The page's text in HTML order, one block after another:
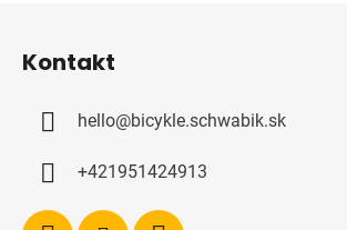
Kontakt
hello@bicykle.schwabik.sk
+421951424913